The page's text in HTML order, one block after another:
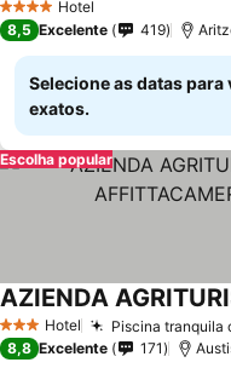
4 EstrelasHotel
8,5 Excelente 419
Selecione as datas para
exatos.
Escolha popular
3 EstrelasHotel Piscina tranquila
8,8 Excelente 171